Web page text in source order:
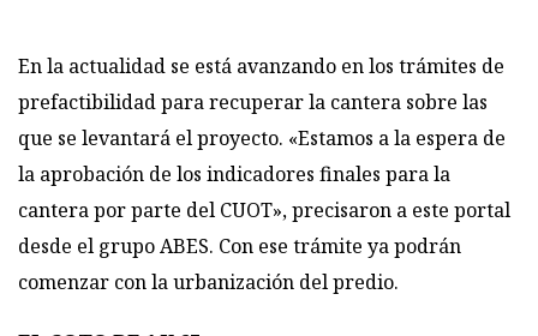
En la actualidad se está avanzando en los trámites de
prefactibilidad para recuperar la cantera sobre las
que se levantará el proyecto. «Estamos a la espera de
la aprobación de los indicadores finales para la
cantera por parte del CUOT», precisaron a este portal
desde el grupo ABES. Con ese trámite ya podrán
comenzar con la urbanización del predio.